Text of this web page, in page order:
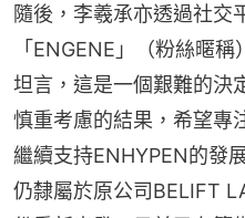
隨後，李羲承亦透過社交
「ENGENE」（粉絲暱
坦言，這是一個艱難的決
慎重考慮的結果，希望專
繼續支持ENHYPEN的發
仍隸屬於原公司BELIFT